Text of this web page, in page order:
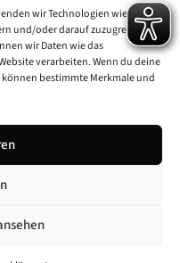
wir Technologien wie
und/oder darauf zuzugreifen.
wir Daten wie das
verarbeiten. Wenn du deine
bestimmte Merkmale und